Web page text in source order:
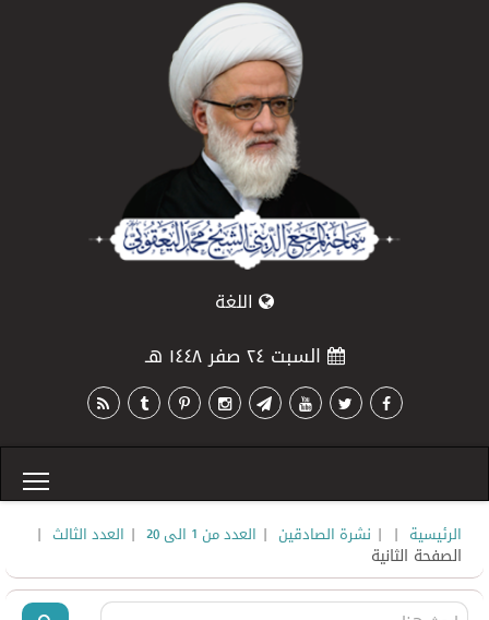
اللغة
السبت ٢٤ صفر ١٤٤٨ هـ
الرئيسية |
| نشرة الصادقين | العدد من 1 الى 20 | العدد الثالث |
الصفحة الثانية